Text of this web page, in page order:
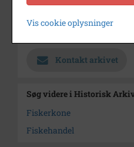
Kontakt arkivet
Søg videre i Historisk
Fiskerkone
Fiskehandel
Vis cookie oplysninger